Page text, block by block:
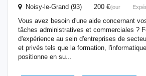
Noisy-le-Grand (93) 200 €/jour
Vous avez besoin d'une aide concernant
tâches administratives et commerciales ?
d'expérience au sein d'entreprises de
et privés tels que la formation,
positionne en su...